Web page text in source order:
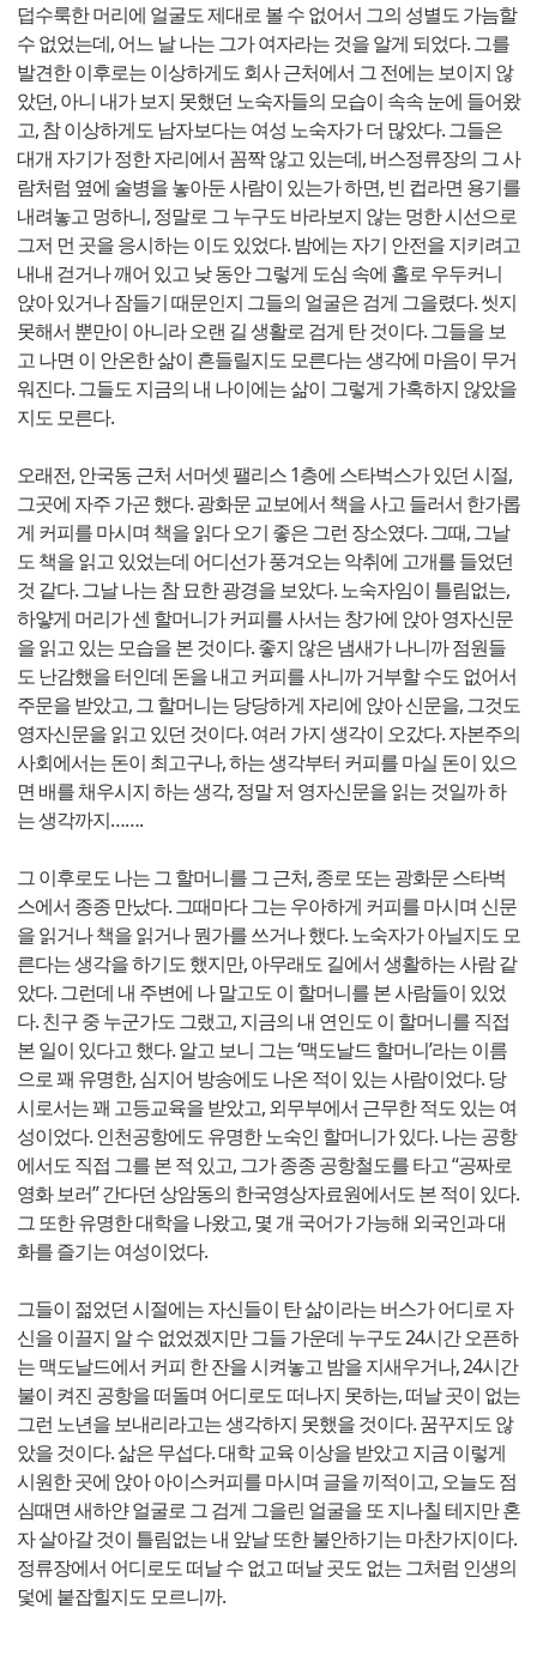
덥수룩한 머리에 얼굴도 제대로 볼 수 없어서 그의 성별도 가늠할
수 없었는데, 어느 날 나는 그가 여자라는 것을 알게 되었다. 그를
발견한 이후로는 이상하게도 회사 근처에서 그 전에는 보이지 않
았던, 아니 내가 보지 못했던 노숙자들의 모습이 속속 눈에 들어왔
고, 참 이상하게도 남자보다는 여성 노숙자가 더 많았다. 그들은
대개 자기가 정한 자리에서 꼼짝 않고 있는데, 버스정류장의 그 사
람처럼 옆에 술병을 놓아둔 사람이 있는가 하면, 빈 컵라면 용기를
내려놓고 멍하니, 정말로 그 누구도 바라보지 않는 멍한 시선으로
그저 먼 곳을 응시하는 이도 있었다. 밤에는 자기 안전을 지키려고
내내 걷거나 깨어 있고 낮 동안 그렇게 도심 속에 홀로 우두커니
앉아 있거나 잠들기 때문인지 그들의 얼굴은 검게 그을렸다. 씻지
못해서 뿐만이 아니라 오랜 길 생활로 검게 탄 것이다. 그들을 보
고 나면 이 안온한 삶이 흔들릴지도 모른다는 생각에 마음이 무거
워진다. 그들도 지금의 내 나이에는 삶이 그렇게 가혹하지 않았을
지도 모른다.
오래전, 안국동 근처 서머셋 팰리스 1층에 스타벅스가 있던 시절,
그곳에 자주 가곤 했다. 광화문 교보에서 책을 사고 들러서 한가롭
게 커피를 마시며 책을 읽다 오기 좋은 그런 장소였다. 그때, 그날
도 책을 읽고 있었는데 어디선가 풍겨오는 악취에 고개를 들었던
것 같다. 그날 나는 참 묘한 광경을 보았다. 노숙자임이 틀림없는,
하얗게 머리가 센 할머니가 커피를 사서는 창가에 앉아 영자신문
을 읽고 있는 모습을 본 것이다. 좋지 않은 냄새가 나니까 점원들
도 난감했을 터인데 돈을 내고 커피를 사니까 거부할 수도 없어서
주문을 받았고, 그 할머니는 당당하게 자리에 앉아 신문을, 그것도
영자신문을 읽고 있던 것이다. 여러 가지 생각이 오갔다. 자본주의
사회에서는 돈이 최고구나, 하는 생각부터 커피를 마실 돈이 있으
면 배를 채우시지 하는 생각, 정말 저 영자신문을 읽는 것일까 하
는 생각까지…….
그 이후로도 나는 그 할머니를 그 근처, 종로 또는 광화문 스타벅
스에서 종종 만났다. 그때마다 그는 우아하게 커피를 마시며 신문
을 읽거나 책을 읽거나 뭔가를 쓰거나 했다. 노숙자가 아닐지도 모
른다는 생각을 하기도 했지만, 아무래도 길에서 생활하는 사람 같
았다. 그런데 내 주변에 나 말고도 이 할머니를 본 사람들이 있었
다. 친구 중 누군가도 그랬고, 지금의 내 연인도 이 할머니를 직접
본 일이 있다고 했다. 알고 보니 그는 ‘맥도날드 할머니’라는 이름
으로 꽤 유명한, 심지어 방송에도 나온 적이 있는 사람이었다. 당
시로서는 꽤 고등교육을 받았고, 외무부에서 근무한 적도 있는 여
성이었다. 인천공항에도 유명한 노숙인 할머니가 있다. 나는 공항
에서도 직접 그를 본 적 있고, 그가 종종 공항철도를 타고 “공짜로
영화 보러” 간다던 상암동의 한국영상자료원에서도 본 적이 있다.
그 또한 유명한 대학을 나왔고, 몇 개 국어가 가능해 외국인과 대
화를 즐기는 여성이었다.
그들이 젊었던 시절에는 자신들이 탄 삶이라는 버스가 어디로 자
신을 이끌지 알 수 없었겠지만 그들 가운데 누구도 24시간 오픈하
는 맥도날드에서 커피 한 잔을 시켜놓고 밤을 지새우거나, 24시간
불이 켜진 공항을 떠돌며 어디로도 떠나지 못하는, 떠날 곳이 없는
그런 노년을 보내리라고는 생각하지 못했을 것이다. 꿈꾸지도 않
았을 것이다. 삶은 무섭다. 대학 교육 이상을 받았고 지금 이렇게
시원한 곳에 앉아 아이스커피를 마시며 글을 끼적이고, 오늘도 점
심때면 새하얀 얼굴로 그 검게 그을린 얼굴을 또 지나칠 테지만 혼
자 살아갈 것이 틀림없는 내 앞날 또한 불안하기는 마찬가지이다.
정류장에서 어디로도 떠날 수 없고 떠날 곳도 없는 그처럼 인생의
덫에 붙잡힐지도 모르니까.